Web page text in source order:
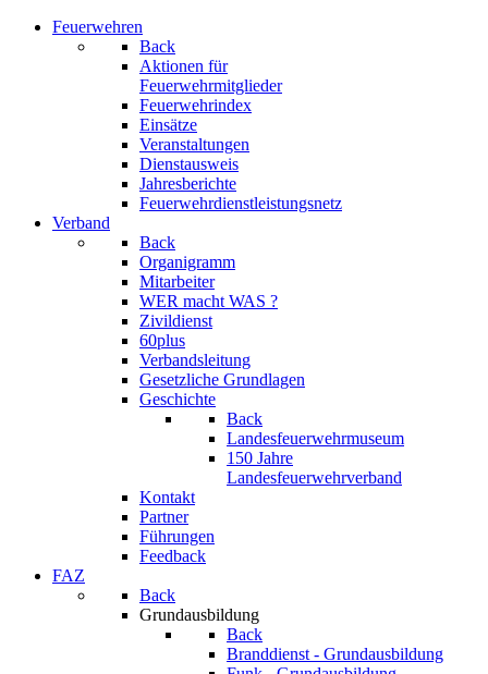
Feuerwehren
Back
Aktionen für
Feuerwehrmitglieder
Feuerwehrindex
Einsätze
Veranstaltungen
Dienstausweis
Jahresberichte
Feuerwehrdienstleistungsnetz
Verband
Back
Organigramm
Mitarbeiter
WER macht WAS ?
Zivildienst
60plus
Verbandsleitung
Gesetzliche Grundlagen
Geschichte
Back
Landesfeuerwehrmuseum
150 Jahre
Landesfeuerwehrverband
Kontakt
Partner
Führungen
Feedback
FAZ
Back
Grundausbildung
Back
Branddienst - Grundausbildung